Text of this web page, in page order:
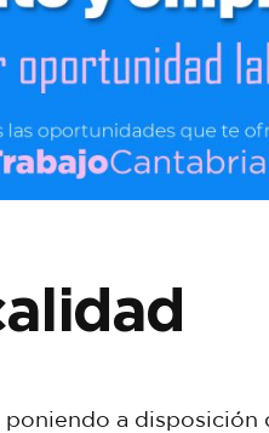
a disposición